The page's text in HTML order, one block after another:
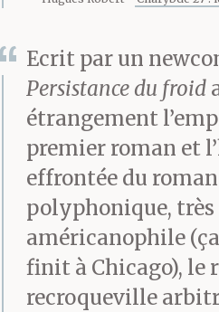
en cadence
grosse boîte
recueillant les
dollars puis
interdits, à
dégrisés, les
cohortes
Ecrit par un
Persistance du froid
étrangement
premier roman et
effrontée du
polyphonique,
américanophile
finit à Chicago), le
recroqueville